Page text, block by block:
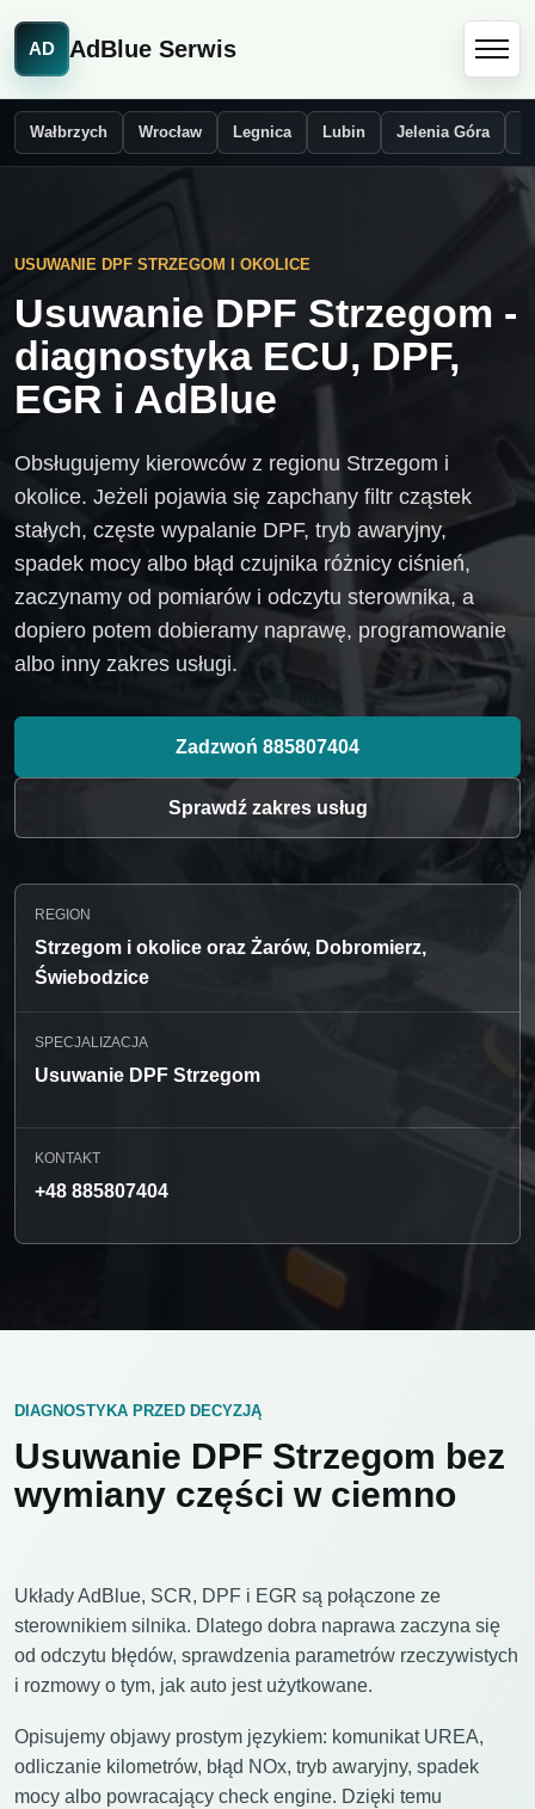
AD AdBlue Serwis
Wałbrzych Wrocław Legnica Lubin Jelenia Góra
USUWANIE DPF STRZEGOM I OKOLICE
Usuwanie DPF Strzegom -
diagnostyka ECU, DPF,
EGR i AdBlue
Obsługujemy kierowców z regionu Strzegom i
okolice. Jeżeli pojawia się zapchany filtr cząstek
stałych, częste wypalanie DPF, tryb awaryjny,
spadek mocy albo błąd czujnika różnicy ciśnień,
zaczynamy od pomiarów i odczytu sterownika, a
dopiero potem dobieramy naprawę, programowanie
albo inny zakres usługi.
Zadzwoń 885807404
Sprawdź zakres usług
REGION
Strzegom i okolice oraz Żarów, Dobromierz,
Świebodzice
SPECJALIZACJA
Usuwanie DPF Strzegom
KONTAKT
+48 885807404
DIAGNOSTYKA PRZED DECYZJĄ
Usuwanie DPF Strzegom bez
wymiany części w ciemno
Układy AdBlue, SCR, DPF i EGR są połączone ze
sterownikiem silnika. Dlatego dobra naprawa zaczyna się
od odczytu błędów, sprawdzenia parametrów rzeczywistych
i rozmowy o tym, jak auto jest użytkowane.
Opisujemy objawy prostym językiem: komunikat UREA,
odliczanie kilometrów, błąd NOx, tryb awaryjny, spadek
mocy albo powracający check engine. Dzięki temu